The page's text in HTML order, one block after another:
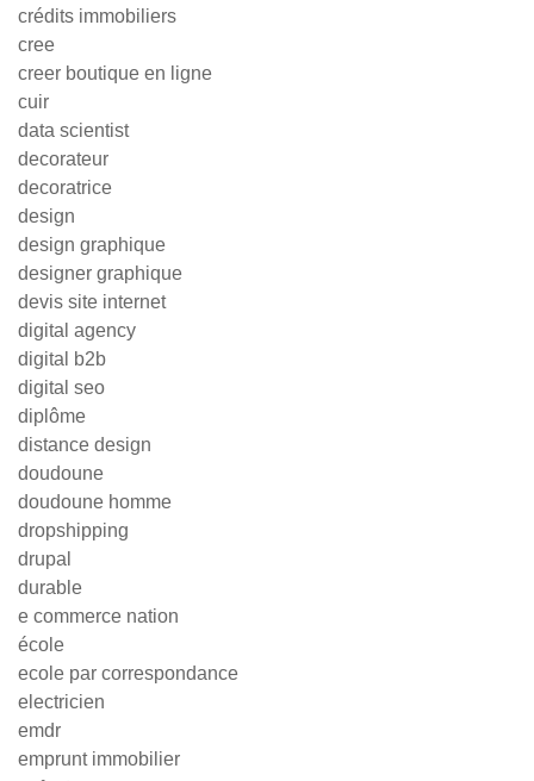
crédits immobiliers
cree
creer boutique en ligne
cuir
data scientist
decorateur
decoratrice
design
design graphique
designer graphique
devis site internet
digital agency
digital b2b
digital seo
diplôme
distance design
doudoune
doudoune homme
dropshipping
drupal
durable
e commerce nation
école
ecole par correspondance
electricien
emdr
emprunt immobilier